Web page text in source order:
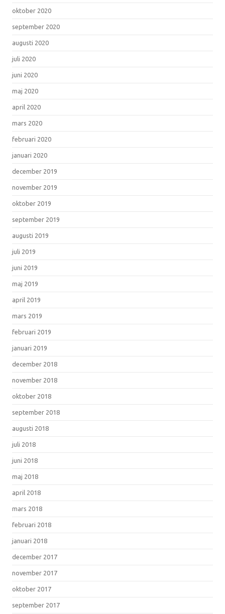
oktober 2020
september 2020
augusti 2020
juli 2020
juni 2020
maj 2020
april 2020
mars 2020
februari 2020
januari 2020
december 2019
november 2019
oktober 2019
september 2019
augusti 2019
juli 2019
juni 2019
maj 2019
april 2019
mars 2019
februari 2019
januari 2019
december 2018
november 2018
oktober 2018
september 2018
augusti 2018
juli 2018
juni 2018
maj 2018
april 2018
mars 2018
februari 2018
januari 2018
december 2017
november 2017
oktober 2017
september 2017